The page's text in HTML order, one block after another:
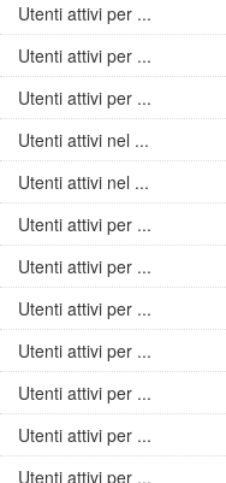
Utenti attivi per ...
Utenti attivi per ...
Utenti attivi per ...
Utenti attivi nel ...
Utenti attivi nel ...
Utenti attivi per ...
Utenti attivi per ...
Utenti attivi per ...
Utenti attivi per ...
Utenti attivi per ...
Utenti attivi per ...
Utenti attivi per ...